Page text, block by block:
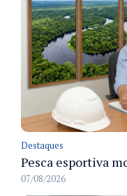
Destaques
07/08/2026